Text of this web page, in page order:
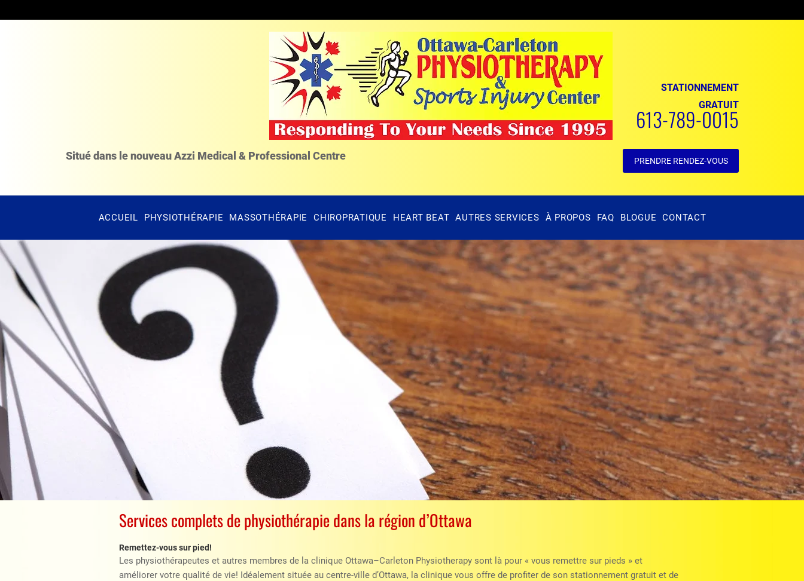
Situé dans le nouveau Azzi Medical & Professional Centre
STATIONNEMENT
GRATUIT
613-789-0015
PRENDRE RENDEZ-VOUS
ACCUEIL PHYSIOTHÉRAPIE MASSOTHÉRAPIE CHIROPRATIQUE HEART BEAT AUTRES SERVICES À PROPOS FAQ BLOGUE CONTACT
Services complets de physiothérapie dans la région d’Ottawa
Remettez-vous sur pied!
Les physiothérapeutes et autres membres de la clinique Ottawa–Carleton Physiotherapy sont là pour « vous remettre sur pieds » et
améliorer votre qualité de vie! Idéalement située au centre-ville d’Ottawa, la clinique vous offre de profiter de son stationnement gratuit et de